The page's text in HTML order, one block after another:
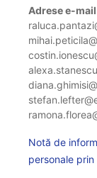
Adrese e-mail
Notă de
personale